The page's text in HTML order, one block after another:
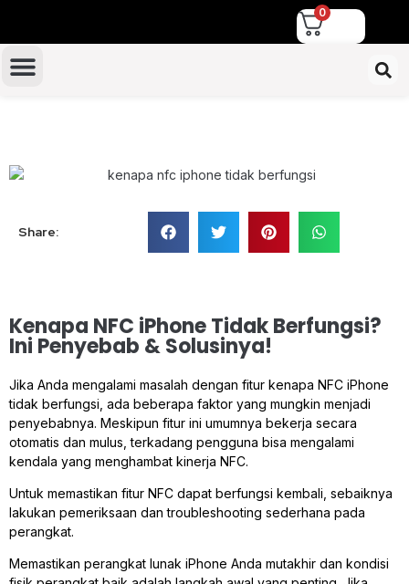
0
Share:
Kenapa NFC iPhone Tidak Berfungsi?
Ini Penyebab & Solusinya!
Jika Anda mengalami masalah dengan fitur kenapa NFC iPhone
tidak berfungsi, ada beberapa faktor yang mungkin menjadi
penyebabnya. Meskipun fitur ini umumnya bekerja secara
otomatis dan mulus, terkadang pengguna bisa mengalami
kendala yang menghambat kinerja NFC.
Untuk memastikan fitur NFC dapat berfungsi kembali, sebaiknya
lakukan pemeriksaan dan troubleshooting sederhana pada
perangkat.
Memastikan perangkat lunak iPhone Anda mutakhir dan kondisi